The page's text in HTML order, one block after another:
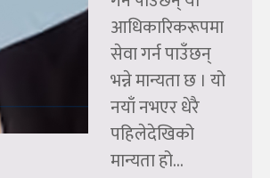
आधिकारिकरूपमा
सेवा गर्न पाउँछन्
भन्ने मान्यता छ । यो
नयाँ नभएर धेरै
पहिलेदेखिको
मान्यता हो...